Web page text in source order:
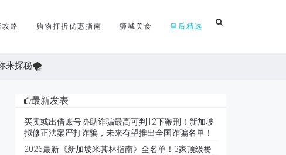
攻略 购物打折优惠指南 狮城美食 皇后精选
来探秘🌪
最新发表
买卖或出借账号协助诈骗最高可判12下鞭刑！新加坡
拟修正法案严打诈骗，未来有望推出全国诈骗名单！
2026最新《新加坡米其林指南》全名单！3家顶级餐